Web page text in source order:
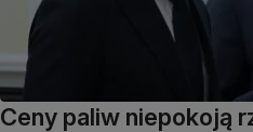
Ceny paliw niepokoją